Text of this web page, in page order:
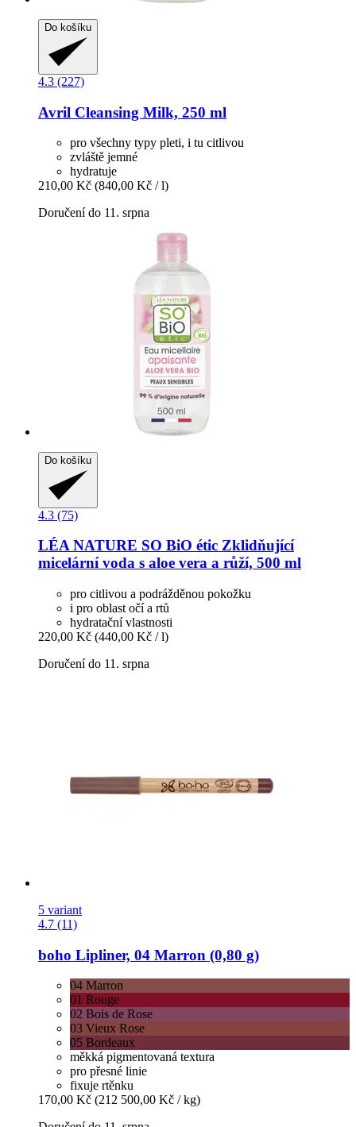
Do košíku
4.3 (227)
Avril Cleansing Milk, 250 ml
pro všechny typy pleti, i tu citlivou
zvláště jemné
hydratuje
210,00 Kč (840,00 Kč / l)
Doručení do 11. srpna
Do košíku
4.3 (75)
LÉA NATURE SO BiO étic Zklidňující
micelární voda s aloe vera a růží, 500 ml
pro citlivou a podrážděnou pokožku
i pro oblast očí a rtů
hydratační vlastnosti
220,00 Kč (440,00 Kč / l)
Doručení do 11. srpna
5 variant
4.7 (11)
boho Lipliner, 04 Marron (0,80 g)
04 Marron
01 Rouge
02 Bois de Rose
03 Vieux Rose
05 Bordeaux
měkká pigmentovaná textura
pro přesné linie
fixuje rtěnku
170,00 Kč (212 500,00 Kč / kg)